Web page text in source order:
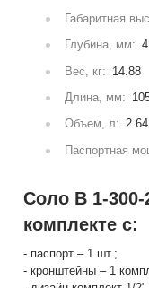
Габаритная
Глубина, мм:
Вес, кг: 14.88
Длина, мм:
Объем, л: 2.64
Паспортная
Соло В 1-300-
комплекте с:
- паспорт – 1 шт.;
- кронштейны – 1